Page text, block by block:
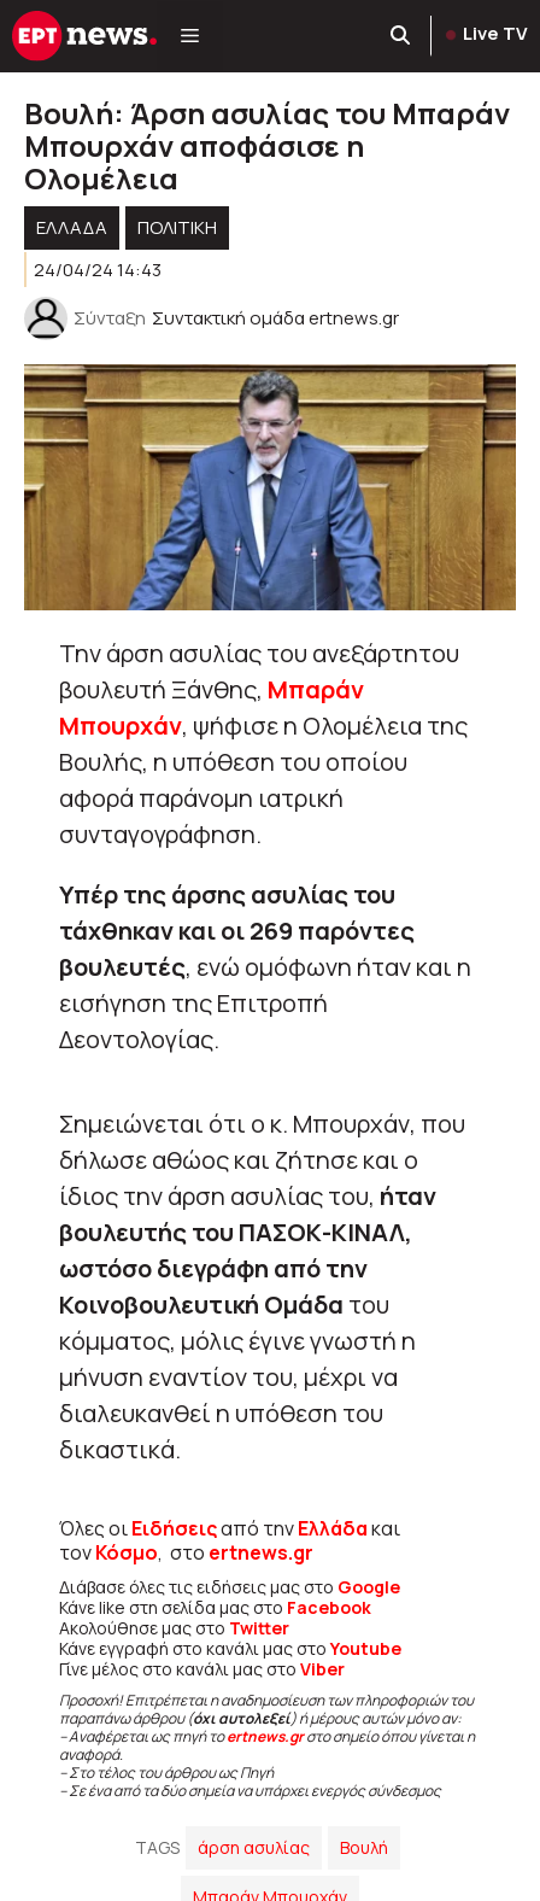
Μετάβαση
σε
Live TV
Βουλή: Άρση ασυλίας του Μπαράν
Μπουρχάν αποφάσισε η
Ολομέλεια
ΕΛΛΑΔΑ
ΠΟΛΙΤΙΚΉ
24/04/24 14:43
Σύνταξη Συντακτική ομάδα ertnews.gr
Την άρση ασυλίας του ανεξάρτητου
βουλευτή Ξάνθης, Μπαράν
Μπουρχάν, ψήφισε η Ολομέλεια της
Βουλής, η υπόθεση του οποίου
αφορά παράνομη ιατρική
συνταγογράφηση.
Υπέρ της άρσης ασυλίας του
τάχθηκαν και οι 269 παρόντες
βουλευτές, ενώ ομόφωνη ήταν και η
εισήγηση της Επιτροπή
Δεοντολογίας.
Σημειώνεται ότι ο κ. Μπουρχάν, που
δήλωσε αθώος και ζήτησε και ο
ίδιος την άρση ασυλίας του, ήταν
βουλευτής του ΠΑΣΟΚ-ΚΙΝΑΛ,
ωστόσο διεγράφη από την
Κοινοβουλευτική Ομάδα του
κόμματος, μόλις έγινε γνωστή η
μήνυση εναντίον του, μέχρι να
διαλευκανθεί η υπόθεση του
δικαστικά.
Όλες οιΕιδήσειςαπό τηνΕλλάδακαι
τονΚόσμο, στο ertnews.gr
Διάβασε όλες τις ειδήσεις μας στο Google
Κάνε like στη σελίδα μας στο Facebook
Ακολούθησε μας στο Twitter
Κάνε εγγραφή στο κανάλι μας στοYoutube
Γίνε μέλος στο κανάλι μας στο Viber
Προσοχή! Επιτρέπεται η αναδημοσίευση των πληροφοριών του
παραπάνω άρθρου (όχι αυτολεξεί) ή μέρους αυτών μόνο αν:
– Αναφέρεται ως πηγή τοertnews.grστο σημείο όπου γίνεται η
αναφορά.
– Στο τέλος του άρθρου ως Πηγή
– Σε ένα από τα δύο σημεία να υπάρχει ενεργός σύνδεσμος
TAGS άρση ασυλίας Βουλή